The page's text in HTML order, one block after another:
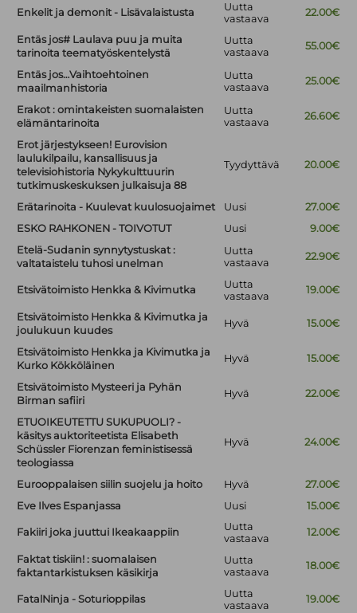
Enkelit ja demonit - Lisävalaistusta
Uutta
vastaava
22.00€
Entäs jos# Laulava puu ja muita
tarinoita teematyöskentelystä
Uutta
vastaava
55.00€
Entäs jos…Vaihtoehtoinen
maailmanhistoria
Uutta
vastaava
25.00€
Erakot : omintakeisten suomalaisten
elämäntarinoita
Uutta
vastaava
26.60€
Erot järjestykseen! Eurovision
laulukilpailu, kansallisuus ja
televisiohistoria Nykykulttuurin
tutkimuskeskuksen julkaisuja 88
Tyydyttävä 20.00€
Erätarinoita - Kuulevat kuulosuojaimet Uusi
27.00€
ESKO RAHKONEN - TOIVOTUT
Uusi
9.00€
Etelä-Sudanin synnytystuskat :
valtataistelu tuhosi unelman
Uutta
vastaava
22.90€
Etsivätoimisto Henkka & Kivimutka
Uutta
vastaava
19.00€
Etsivätoimisto Henkka & Kivimutka ja
joulukuun kuudes
Hyvä 15.00€
Etsivätoimisto Henkka ja Kivimutka ja
Kurko Kökköläinen
Hyvä 15.00€
Etsivätoimisto Mysteeri ja Pyhän
Birman safiiri
Hyvä 22.00€
ETUOIKEUTETTU SUKUPUOLI? -
käsitys auktoriteetista Elisabeth
Schüssler Fiorenzan feministisessä
teologiassa
Hyvä 24.00€
Eurooppalaisen siilin suojelu ja hoito Hyvä
27.00€
Eve Ilves Espanjassa
Uusi 15.00€
Fakiiri joka juuttui Ikeakaappiin
Uutta
vastaava
12.00€
Faktat tiskiin! : suomalaisen
faktantarkistuksen käsikirja
Uutta
vastaava
18.00€
FatalNinja - Soturioppilas
Uutta
vastaava
19.00€